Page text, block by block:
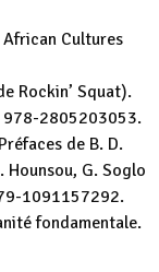
Cultures
Rockin’ Squat).
978-2805203053.
de B. D.
Hounsou, G. Soglo
1091157292.
fondamentale.